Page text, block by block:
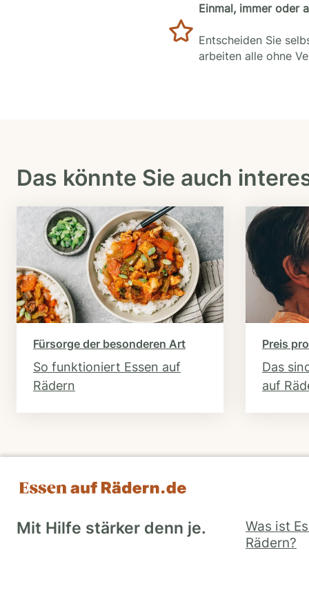
Einmal, immer oder
Entscheiden Sie
arbeiten alle ohne
Das könnte Sie auch
Fürsorge der besonderen Art
So funktioniert Essen auf
Rädern
Preis
Das
auf
Mit Hilfe stärker denn je.
Was ist
Rädern?